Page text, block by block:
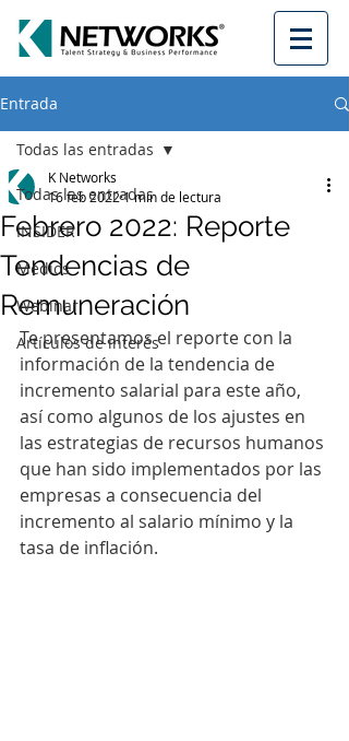
Entrada
Todas las entradas
INSIDER
Medios
Webinar
Artículos de interés
Todas las entradas
Febrero 2022: Reporte
Tendencias de
Remuneración
K Networks
16 feb 20221 min de lectura
Te presentamos el reporte con la
información de la tendencia de
incremento salarial para este año,
así como algunos de los ajustes en
las estrategias de recursos humanos
que han sido implementados por las
empresas a consecuencia del
incremento al salario mínimo y la
tasa de inflación.